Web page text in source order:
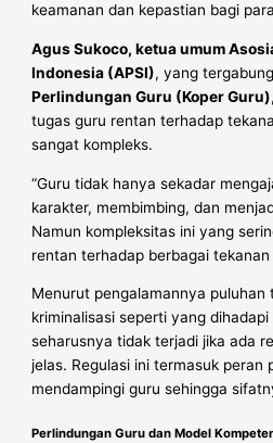
keamanan dan kepastian bagi
Agus Sukoco, ketua umum
Indonesia (APSI), yang
Perlindungan Guru (Koper Guru)
tugas guru rentan terhadap
sangat kompleks.
“Guru tidak hanya sekadar
karakter, membimbing, dan
Namun kompleksitas ini yang
rentan terhadap berbagai
Menurut pengalamannya puluhan
kriminalisasi seperti yang
seharusnya tidak terjadi jika ada
jelas. Regulasi ini termasuk peran
mendampingi guru sehingga
Perlindungan Guru dan Model